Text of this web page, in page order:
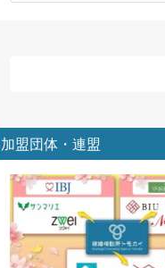
加盟団体・連盟